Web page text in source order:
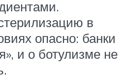
в
опасно: банки
и о ботулизме не